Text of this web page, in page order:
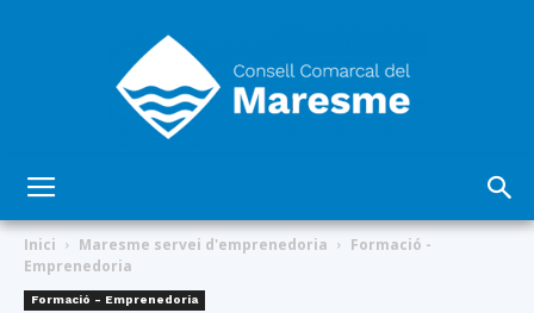
Inici Maresme servei d'emprenedoria
Formació -
Emprenedoria
Formació - Emprenedoria